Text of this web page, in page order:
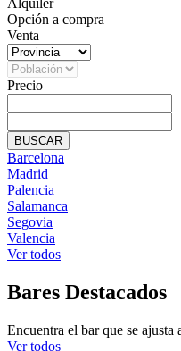
Opción a compra
Venta
Precio
BUSCAR
Barcelona
Madrid
Palencia
Salamanca
Segovia
Valencia
Ver todos
Bares Destacados
Encuentra el bar que se ajusta
Ver todos